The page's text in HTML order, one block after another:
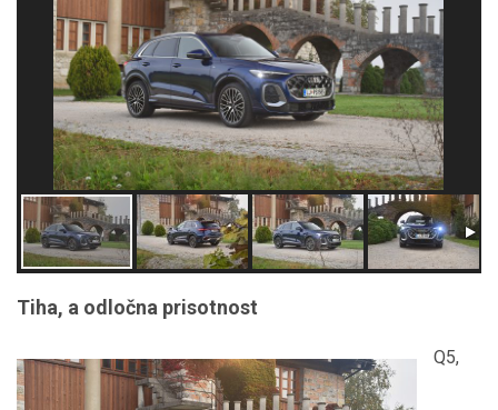
Tiha, a odločna prisotnost
Q5,